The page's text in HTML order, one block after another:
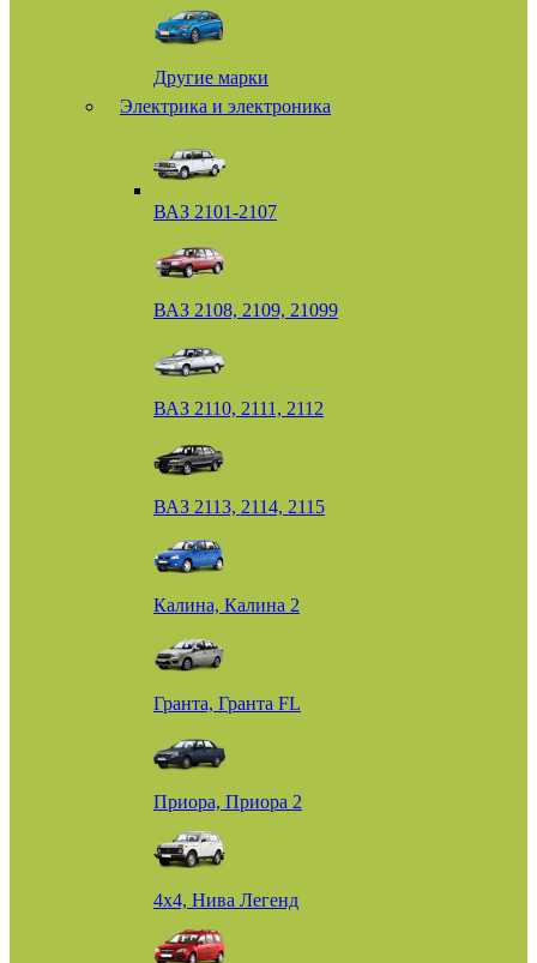
Другие марки
Электрика и электроника
ВАЗ 2101-2107
ВАЗ 2108, 2109, 21099
ВАЗ 2110, 2111, 2112
ВАЗ 2113, 2114, 2115
Калина, Калина 2
Гранта, Гранта FL
Приора, Приора 2
4х4, Нива Легенд